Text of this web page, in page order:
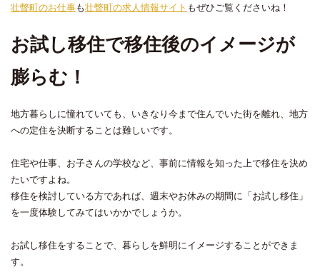
壮瞥町のお仕事も壮瞥町の求人情報サイト もぜひご覧くださいね！
お試し移住で移住後のイメージが
膨らむ！
地方暮らしに憧れていても、いきなり今まで住んでいた街を離れ、地方
への定住を決断することは難しいです。
住宅や仕事、お子さんの学校など、事前に情報を知った上で移住を決め
たいですよね。
移住を検討している方であれば、週末やお休みの期間に「お試し移住」
を一度体験してみてはいかかでしょうか。
お試し移住をすることで、暮らしを鮮明にイメージすることができま
す。